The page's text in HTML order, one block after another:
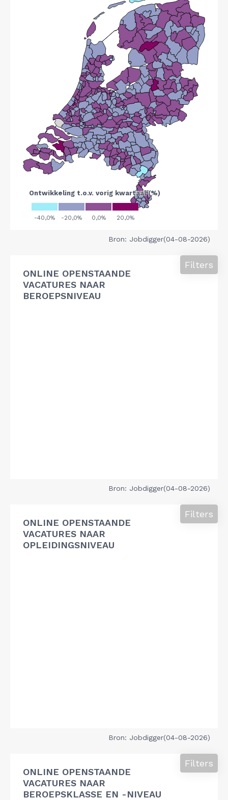
Bron: Jobdigger(04-08-2026)
ONLINE OPENSTAANDE
VACATURES NAAR
BEROEPSNIVEAU
Filters
Bron: Jobdigger(04-08-2026)
ONLINE OPENSTAANDE
VACATURES NAAR
OPLEIDINGSNIVEAU
Filters
Bron: Jobdigger(04-08-2026)
ONLINE OPENSTAANDE
VACATURES NAAR
BEROEPSKLASSE EN -NIVEAU
Filters